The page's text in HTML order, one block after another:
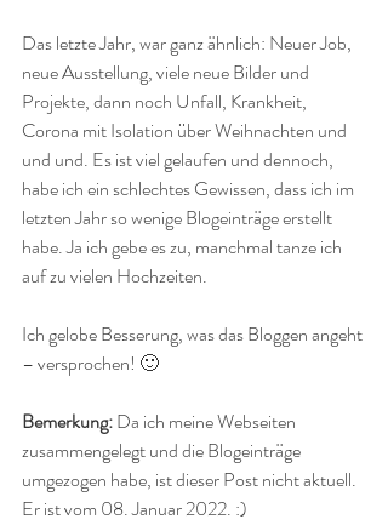
Das letzte Jahr, war ganz ähnlich: Neuer Job,
neue Ausstellung, viele neue Bilder und
Projekte, dann noch Unfall, Krankheit,
Corona mit Isolation über Weihnachten und
und und. Es ist viel gelaufen und dennoch,
habe ich ein schlechtes Gewissen, dass ich im
letzten Jahr so wenige Blogeinträge erstellt
habe. Ja ich gebe es zu, manchmal tanze ich
auf zu vielen Hochzeiten.
Ich gelobe Besserung, was das Bloggen angeht
– versprochen! 🙂
Bemerkung: Da ich meine Webseiten
zusammengelegt und die Blogeinträge
umgezogen habe, ist dieser Post nicht aktuell.
Er ist vom 08. Januar 2022. :)